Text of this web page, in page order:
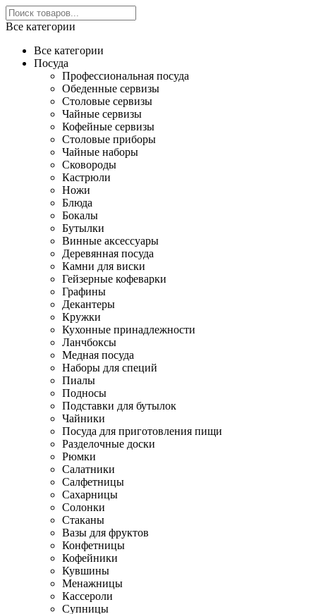
Все категории
Все категории
Посуда
Профессиональная посуда
Обеденные сервизы
Столовые сервизы
Чайные сервизы
Кофейные сервизы
Столовые приборы
Чайные наборы
Сковороды
Кастрюли
Ножи
Блюда
Бокалы
Бутылки
Винные аксессуары
Деревянная посуда
Камни для виски
Гейзерные кофеварки
Графины
Декантеры
Кружки
Кухонные принадлежности
Ланчбоксы
Медная посуда
Наборы для специй
Пиалы
Подносы
Подставки для бутылок
Чайники
Посуда для приготовления пищи
Разделочные доски
Рюмки
Салатники
Салфетницы
Сахарницы
Солонки
Стаканы
Вазы для фруктов
Конфетницы
Кофейники
Кувшины
Менажницы
Кассероли
Супницы